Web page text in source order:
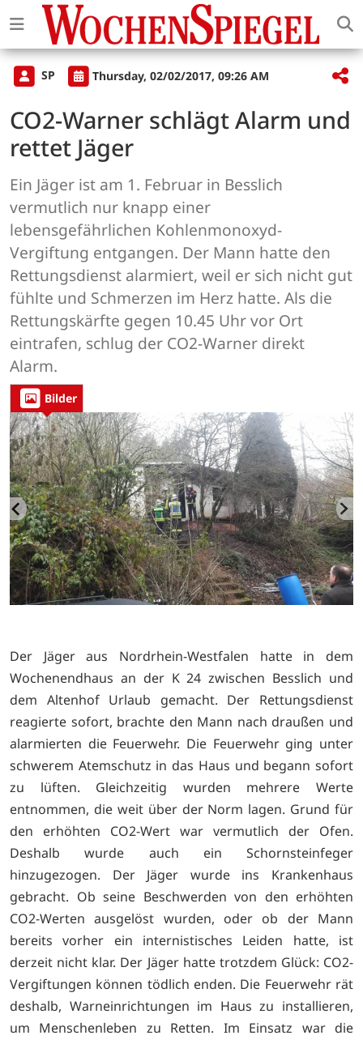
SP Thursday, 02/02/2017, 09:26 AM
CO2-Warner schlägt Alarm und
rettet Jäger
Ein Jäger ist am 1. Februar in Besslich
vermutlich nur knapp einer
lebensgefährlichen Kohlenmonoxyd-
Vergiftung entgangen. Der Mann hatte den
Rettungsdienst alarmiert, weil er sich nicht gut
fühlte und Schmerzen im Herz hatte. Als die
Rettungskärfte gegen 10.45 Uhr vor Ort
eintrafen, schlug der CO2-Warner direkt
Alarm.
Bilder
Der Jäger aus Nordrhein-Westfalen hatte in dem
Wochenendhaus an der K 24 zwischen Besslich und
dem Altenhof Urlaub gemacht. Der Rettungsdienst
reagierte sofort, brachte den Mann nach draußen und
alarmierten die Feuerwehr. Die Feuerwehr ging unter
schwerem Atemschutz in das Haus und begann sofort
zu lüften. Gleichzeitig wurden mehrere Werte
entnommen, die weit über der Norm lagen. Grund für
den erhöhten CO2-Wert war vermutlich der Ofen.
Deshalb wurde auch ein Schornsteinfeger
hinzugezogen. Der Jäger wurde ins Krankenhaus
gebracht. Ob seine Beschwerden von den erhöhten
CO2-Werten ausgelöst wurden, oder ob der Mann
bereits vorher ein internistisches Leiden hatte, ist
derzeit nicht klar. Der Jäger hatte trotzdem Glück: CO2-
Vergiftungen können tödlich enden. Die Feuerwehr rät
deshalb, Warneinrichtungen im Haus zu installieren,
um Menschenleben zu Retten. Im Einsatz war die